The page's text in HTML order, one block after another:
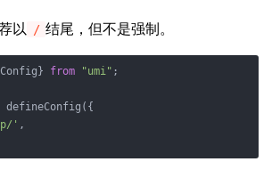
以 / 结尾，但不是强制。
from "umi" ;
defineConfig({
' ,